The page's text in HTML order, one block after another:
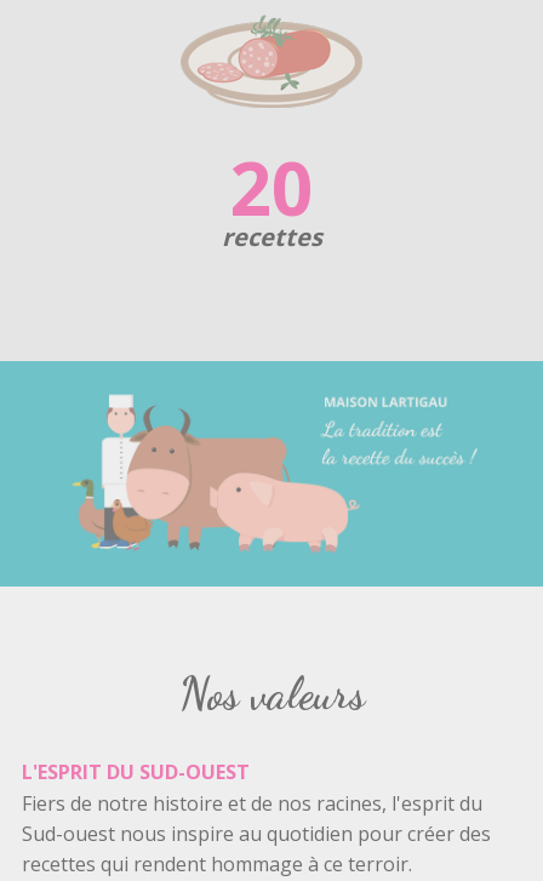
20
recettes
Nos valeurs
L'ESPRIT DU SUD-OUEST
Fiers de notre histoire et de nos racines, l'esprit du
Sud-ouest nous inspire au quotidien pour créer des
recettes qui rendent hommage à ce terroir.